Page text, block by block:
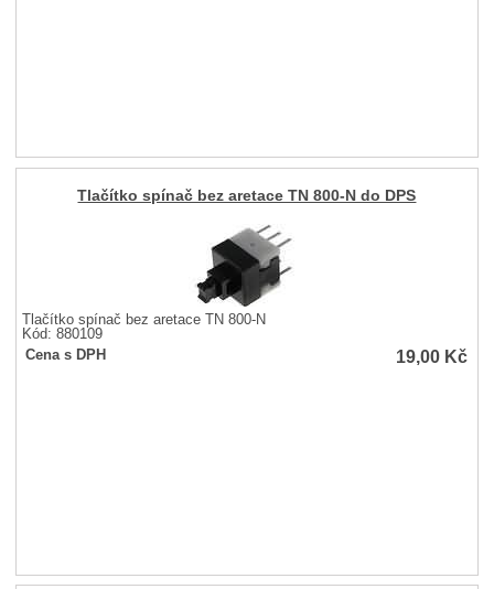
Tlačítko spínač bez aretace TN 800-N do DPS
Tlačítko spínač bez aretace TN 800-N
Kód: 880109
Cena s DPH
19,00 Kč